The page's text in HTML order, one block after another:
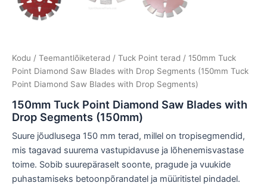
Kodu / Teemantlõiketerad / Tuck Point terad / 150mm Tuck
Point Diamond Saw Blades with Drop Segments (150mm Tuck
Point Diamond Saw Blades with Drop Segments)
150mm Tuck Point Diamond Saw Blades with
Drop Segments (150mm)
Suure jõudlusega 150 mm terad, millel on tropisegmendid,
mis tagavad suurema vastupidavuse ja lõhenemisvastase
toime. Sobib suurepäraselt soonte, pragude ja vuukide
puhastamiseks betoonpõrandatel ja müüritistel pindadel.